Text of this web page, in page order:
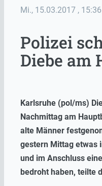
Mi., 15.03.2017 ,
Polizei
Diebe am
Karlsruhe (pol/ms)
Nachmittag am
alte Männer
gestern Mittag etwas
und im Anschluss
bedroht haben, teilte